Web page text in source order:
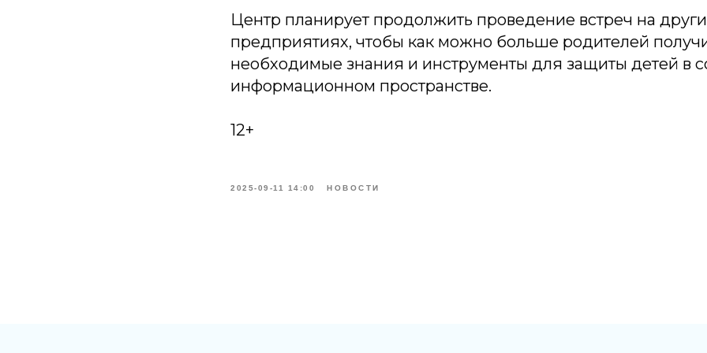
Центр планирует продолжить проведение встреч на
предприятиях, чтобы как можно больше родителей
необходимые знания и инструменты для защиты детей в
информационном пространстве.
12+
2025-09-11 14:00 НОВОСТИ